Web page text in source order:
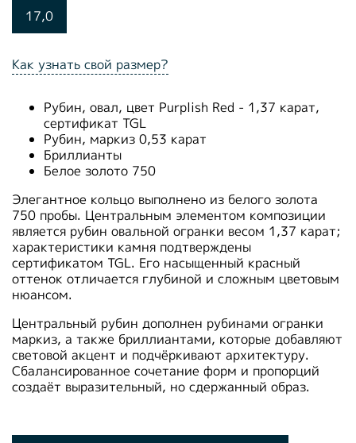
Как узнать свой размер?
17,0
Рубин, овал, цвет Purplish Red - 1,37 карат,
сертификат TGL
Рубин, маркиз 0,53 карат
Бриллианты
Белое золото 750
Элегантное кольцо выполнено из белого золота
750 пробы. Центральным элементом композиции
является рубин овальной огранки весом 1,37 карат;
характеристики камня подтверждены
сертификатом TGL. Его насыщенный красный
оттенок отличается глубиной и сложным цветовым
нюансом.
Центральный рубин дополнен рубинами огранки
маркиз, а также бриллиантами, которые добавляют
световой акцент и подчёркивают архитектуру.
Сбалансированное сочетание форм и пропорций
создаёт выразительный, но сдержанный образ.